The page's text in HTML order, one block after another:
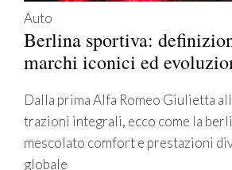
Auto
Berlina sportiva:
marchi iconici ed
Dalla prima Alfa Romeo Giulietta
trazioni integrali, ecco come la
mescolato comfort e prestazioni
globale